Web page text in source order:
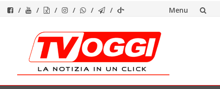
Menu
contenuto